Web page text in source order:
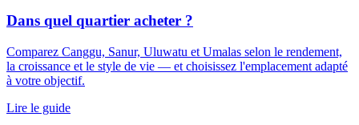
Dans quel quartier acheter ?
Comparez Canggu, Sanur, Uluwatu et Umalas selon le rendement,
la croissance et le style de vie — et choisissez l'emplacement adapté
à votre objectif.
Lire le guide